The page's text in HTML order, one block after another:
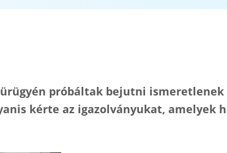
próbáltak bejutni
kérte az igazolványukat, amelyek